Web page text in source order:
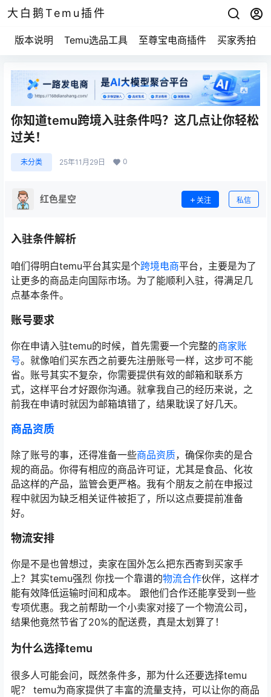
大白鹅Temu插件
版本说明 Temu选品工具 至尊宝电商插件 买家秀拍摄
你知道temu跨境入驻条件吗？这几点让你轻松
过关！
未分类 25年11月29日 0
红色星空 关注 私信
入驻条件解析
咱们得明白temu平台其实是个跨境电商平台，主要是为了
让更多的商品走向国际市场。为了能顺利入驻，得满足几
点基本条件。
账号要求
你在申请入驻temu的时候，首先需要一个完整的商家账
号。就像咱们买东西之前要先注册账号一样，这步可不能
省。账号其实不复杂，你需要提供有效的邮箱和联系方
式，这样平台才好跟你沟通。就拿我自己的经历来说，之
前我在申请时就因为邮箱填错了，结果耽误了好几天。
商品资质
除了账号的事，还得准备一些商品资质，确保你卖的是合
规的商品。你得有相应的商品许可证，尤其是食品、化妆
品这样的产品，监管会更严格。我有个朋友之前在申报过
程中就因为缺乏相关证件被拒了，所以这点要提前准备
好。
物流安排
你是不是也曾想过，卖家在国外怎么把东西寄到买家手
上？其实temu强烈 你找一个靠谱的物流合作伙伴，这样才
能有效降低运输时间和成本。 跟他们合作还能享受到一些
专项优惠。我之前帮助一个小卖家对接了一个物流公司，
结果他竟然节省了20%的配送费，真是太划算了！
为什么选择temu
很多人可能会问，既然条件多，那为什么还要选择temu
呢？ temu为商家提供了丰富的流量支持，可以让你的商品